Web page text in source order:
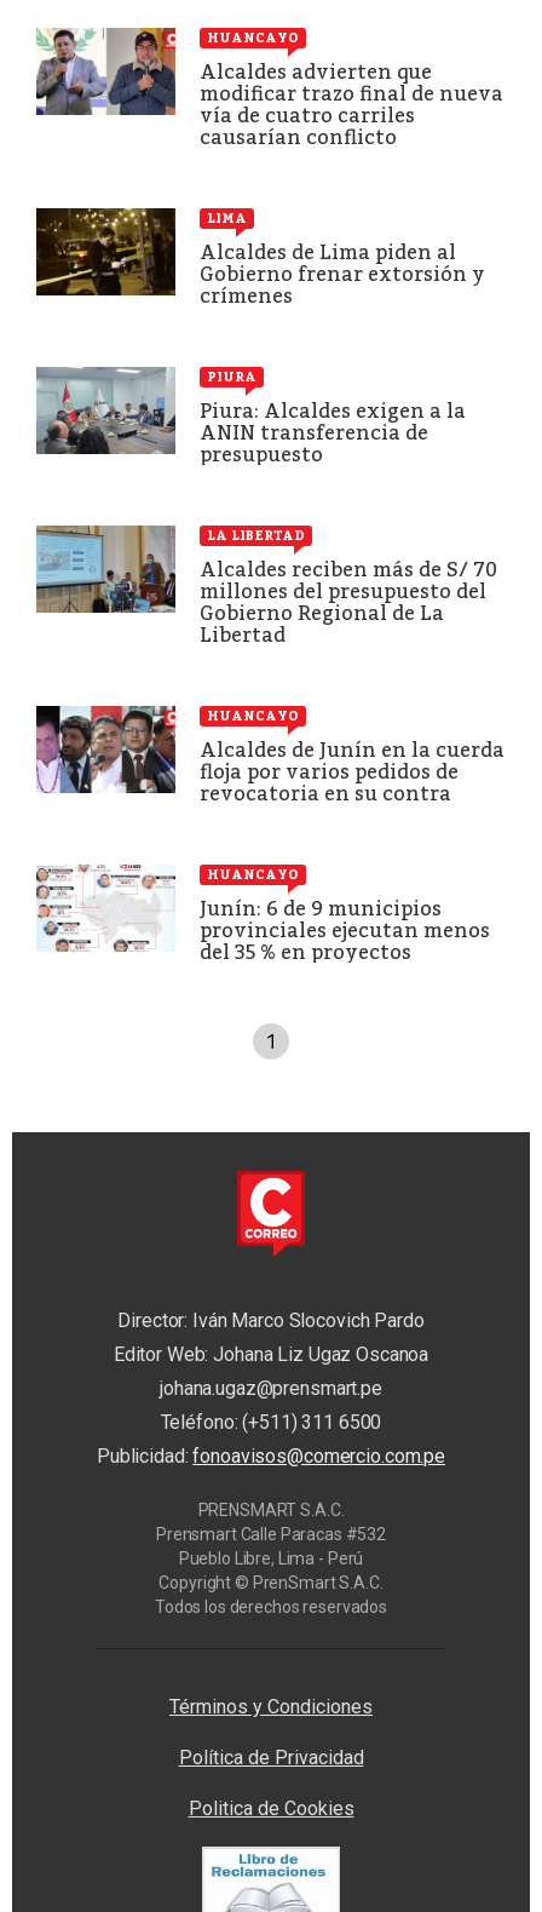
HUANCAYO
Alcaldes advierten que
modificar trazo final de nueva
vía de cuatro carriles
causarían conflicto
LIMA
Alcaldes de Lima piden al
Gobierno frenar extorsión y
crímenes
PIURA
Piura: Alcaldes exigen a la
ANIN transferencia de
presupuesto
LA LIBERTAD
Alcaldes reciben más de S/ 70
millones del presupuesto del
Gobierno Regional de La
Libertad
HUANCAYO
Alcaldes de Junín en la cuerda
floja por varios pedidos de
revocatoria en su contra
HUANCAYO
Junín: 6 de 9 municipios
provinciales ejecutan menos
del 35 % en proyectos
1
Director: Iván Marco Slocovich Pardo
Editor Web: Johana Liz Ugaz Oscanoa
johana.ugaz@prensmart.pe
Teléfono: (+511) 311 6500
Publicidad:fonoavisos@comercio.com.pe
PRENSMART S.A.C.
Prensmart Calle Paracas #532
Pueblo Libre, Lima - Perú
Copyright © PrenSmart S.A.C.
Todos los derechos reservados
Términos y Condiciones
Política de Privacidad
Politica de Cookies